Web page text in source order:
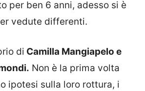
per ben 6 anni, adesso si è
vedute differenti.
di Camilla Mangiapelo e
Non è la prima volta
ipotesi sulla loro rottura, i